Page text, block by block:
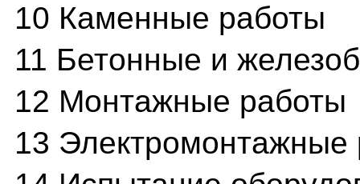
10 Каменные работы
11 Бетонные и
12 Монтажные работы
13 Электромонтажные